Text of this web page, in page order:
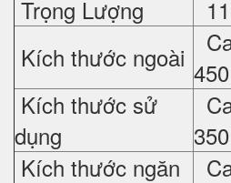
Trọng Lượng
Kích thước ngoài
Kích thước sử
dụng
Kích thước ngăn